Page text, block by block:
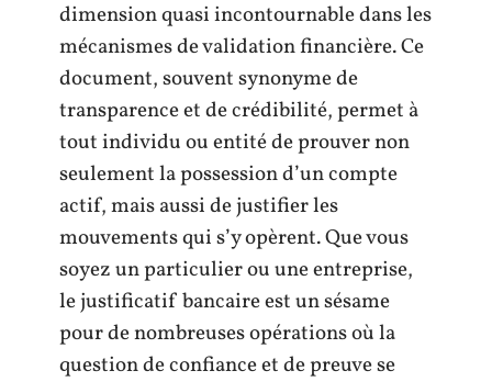
dimension quasi incontournable dans les
mécanismes de validation financière. Ce
document, souvent synonyme de
transparence et de crédibilité, permet à
tout individu ou entité de prouver non
seulement la possession d’un compte
actif, mais aussi de justifier les
mouvements qui s’y opèrent. Que vous
soyez un particulier ou une entreprise,
le justificatif bancaire est un sésame
pour de nombreuses opérations où la
question de confiance et de preuve se